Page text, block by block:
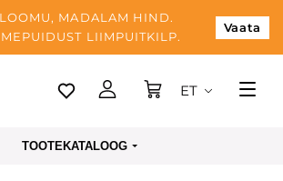
MADALAM HIND.
LIIMPUITKILP.
Vaata
ET
TOOTEKATALOOG